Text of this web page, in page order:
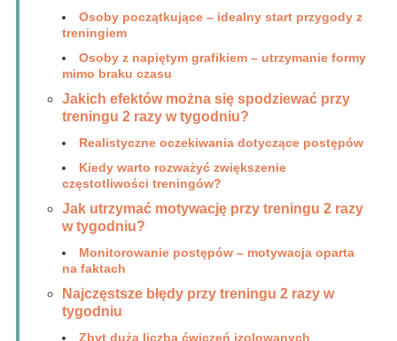
Osoby początkujące – idealny start przygody z
treningiem
Osoby z napiętym grafikiem – utrzymanie formy
mimo braku czasu
Jakich efektów można się spodziewać przy
treningu 2 razy w tygodniu?
Realistyczne oczekiwania dotyczące postępów
Kiedy warto rozważyć zwiększenie
częstotliwości treningów?
Jak utrzymać motywację przy treningu 2 razy
w tygodniu?
Monitorowanie postępów – motywacja oparta
na faktach
Najczęstsze błędy przy treningu 2 razy w
tygodniu
Zbyt duża liczba ćwiczeń izolowanych